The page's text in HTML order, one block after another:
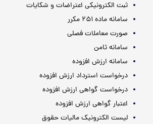
ثبت الکترونیکی اعتراضات و شکایات
سامانه ماده ۲۵۱ مکرر
صورت معاملات فصلی
سامانه ثامن
سامانه ارزش افزوده
درخواست استرداد ارزش افزوده
درخواست گواهی ارزش افزوده
اعتبار گواهی ارزش افزوده
لیست الکترونیک مالیات حقوق